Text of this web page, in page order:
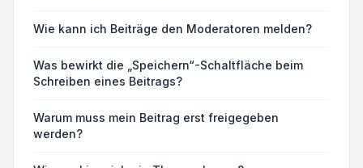
Wie kann ich Beiträge den Moderatoren melden?
Was bewirkt die „Speichern“-Schaltfläche beim
Schreiben eines Beitrags?
Warum muss mein Beitrag erst freigegeben
werden?